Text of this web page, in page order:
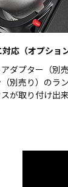
応（オプション
ダプター（別
別売り）のラ
が取り付け出来